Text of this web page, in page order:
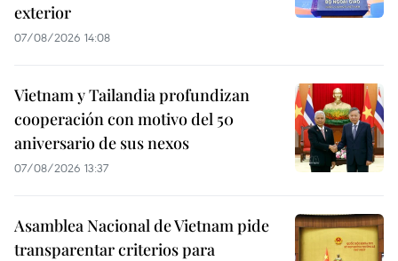
exterior
07/08/2026 14:08
Vietnam y Tailandia profundizan
cooperación con motivo del 50
aniversario de sus nexos
07/08/2026 13:37
Asamblea Nacional de Vietnam pide
transparentar criterios para